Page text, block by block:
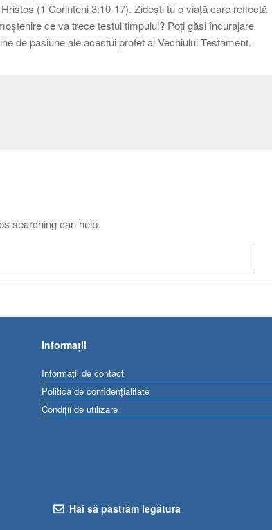
(1 Corinteni 3:10-17). Zidești tu o viață care reflectă
ce va trece testul timpului? Poți găsi încurajare
de pasiune ale acestui profet al Vechiului Testament.
searching can help.
Informații
Informații de contact
Politica de confidențialitate
Condiții de utilizare
Hai să păstrăm legătura